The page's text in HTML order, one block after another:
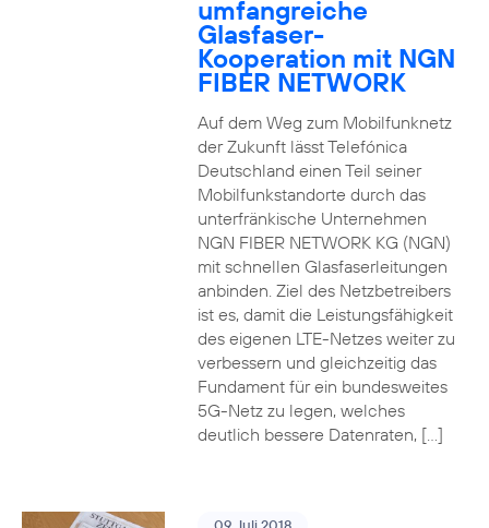
umfangreiche
Glasfaser-
Kooperation mit NGN
FIBER NETWORK
Auf dem Weg zum Mobilfunknetz
der Zukunft lässt Telefónica
Deutschland einen Teil seiner
Mobilfunkstandorte durch das
unterfränkische Unternehmen
NGN FIBER NETWORK KG (NGN)
mit schnellen Glasfaserleitungen
anbinden. Ziel des Netzbetreibers
ist es, damit die Leistungsfähigkeit
des eigenen LTE-Netzes weiter zu
verbessern und gleichzeitig das
Fundament für ein bundesweites
5G-Netz zu legen, welches
deutlich bessere Datenraten, […]